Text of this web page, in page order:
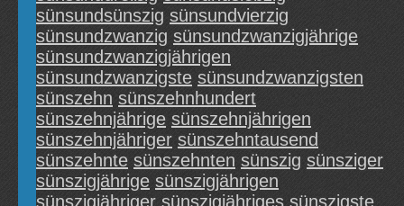
sünsundsünszig sünsundvierzig
sünsundzwanzig sünsundzwanzigjährige
sünsundzwanzigjährigen
sünsundzwanzigste sünsundzwanzigsten
sünszehn sünszehnhundert
sünszehnjährige sünszehnjährigen
sünszehnjähriger sünszehntausend
sünszehnte sünszehnten sünszig sünsziger
sünszigjährige sünszigjährigen
sünszigjähriger sünszigjähriges sünszigste